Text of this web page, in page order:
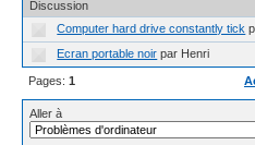
Discussion
Computer hard drive constantly tick
Ecran portable noir par Henri
Pages: 1
Aller à